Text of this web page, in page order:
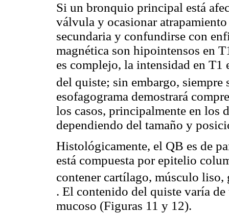
Si un bronquio principal está
válvula y ocasionar
secundaria y confundirse con
magnética son hipointensos en
es complejo, la intensidad en
del quiste; sin embargo, siempre
esofagograma demostrará
los casos, principalmente en los
dependiendo del tamaño y
Histológicamente, el QB es de
está compuesta por epitelio
contener cartílago, músculo
. El contenido del quiste varía
mucoso (Figuras 11 y 12).